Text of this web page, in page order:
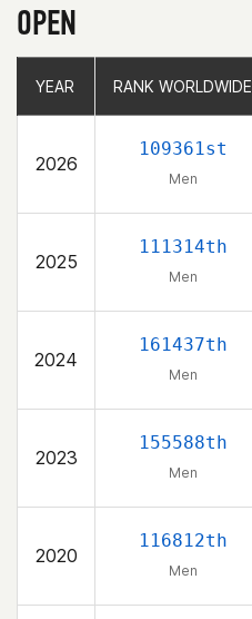
OPEN
YEAR RANK WORLDWIDE
2026
109361st
Men
2025
111314th
Men
2024
161437th
Men
2023
155588th
Men
2020
116812th
Men
YEAR RANK WORLDWIDE